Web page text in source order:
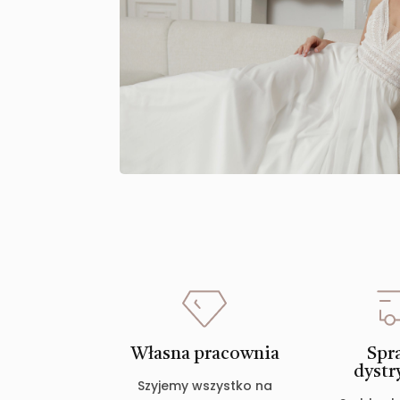
Własna pracownia
Szyjemy wszystko na